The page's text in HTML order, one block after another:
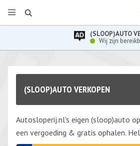
(SLOOP)AUTO
Wij zijn
(SLOOP)AUTO VERKOPEN
Autosloperij.nl's eigen (sloop)auto
een vergoeding & gratis ophalen.